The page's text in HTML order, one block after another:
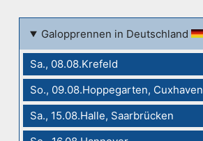
Galopprennen in Deutschland
Sa., 08.08.Krefeld
So., 09.08.Hoppegarten, Cuxhaven
Sa., 15.08.Halle, Saarbrücken